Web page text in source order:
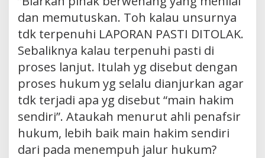
dan memutuskan. Toh kalau unsurnya
tdk terpenuhi LAPORAN PASTI DITOLAK.
Sebaliknya kalau terpenuhi pasti di
proses lanjut. Itulah yg disebut dengan
proses hukum yg selalu dianjurkan agar
tdk terjadi apa yg disebut “main hakim
sendiri”. Ataukah menurut ahli penafsir
hukum, lebih baik main hakim sendiri
dari pada menempuh jalur hukum?